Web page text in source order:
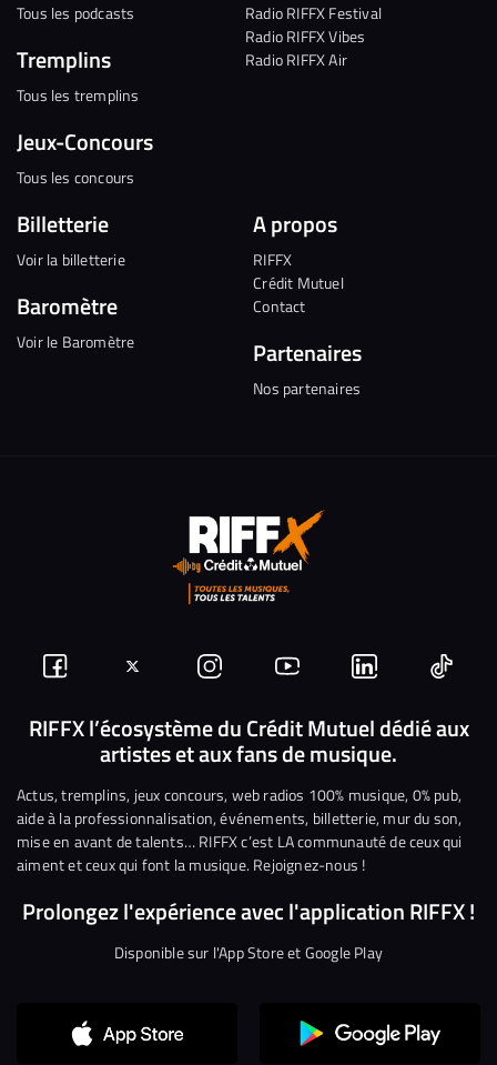
Tous les podcasts
Tremplins
Tous les tremplins
Jeux-Concours
Tous les concours
Radio RIFFX Festival
Radio RIFFX Vibes
Radio RIFFX Air
Billetterie
Voir la billetterie
Baromètre
Voir le Baromètre
A propos
RIFFX
Crédit Mutuel
Contact
Partenaires
Nos partenaires
Suivez-
nous
Facebook
Suivez-
nous
sur
Twitter
Nous
rejoindre
sur
Instagram
Nous
rejoindre
sur
YouTube
Nous
rejoindre
sur
Linkedin
Nous
RIFFX l’écosystème du Crédit Mutuel dédié aux
artistes et aux fans de musique.
Actus, tremplins, jeux concours, web radios 100% musique, 0% pub,
aide à la professionnalisation, événements, billetterie, mur du son,
mise en avant de talents… RIFFX c’est LA communauté de ceux qui
aiment et ceux qui font la musique. Rejoignez-nous !
Prolongez l'expérience avec l'application RIFFX !
Disponible sur l'App Store et Google Play